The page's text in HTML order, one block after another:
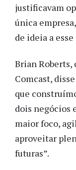
justificavam
única
de ideia a
Brian Roberts,
Comcast,
que
dois negócios
maior foco,
aproveitar
futuras”.